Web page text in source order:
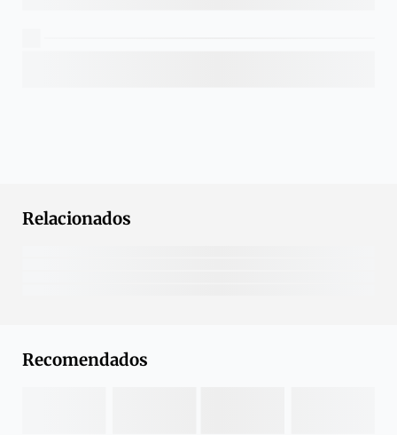
Relacionados
Recomendados